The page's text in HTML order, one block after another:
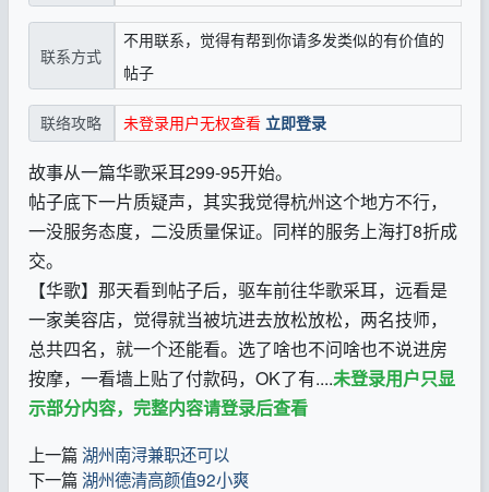
联系方式
不用联系，觉得有帮到你请多发类似的有价值的
帖子
联络攻略 未登录用户无权查看 立即登录
故事从一篇华歌采耳299-95开始。
帖子底下一片质疑声，其实我觉得杭州这个地方不行，
一没服务态度，二没质量保证。同样的服务上海打8折成
交。
【华歌】那天看到帖子后，驱车前往华歌采耳，远看是
一家美容店，觉得就当被坑进去放松放松，两名技师，
总共四名，就一个还能看。选了啥也不问啥也不说进房
按摩，一看墙上贴了付款码，OK了有....未登录用户只显
示部分内容，完整内容请登录后查看
上一篇 湖州南浔兼职还可以
下一篇 湖州德清高颜值92小爽